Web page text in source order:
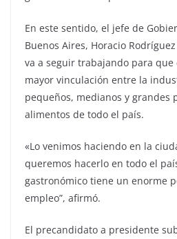
En este sentido, el jefe de
Buenos Aires, Horacio
va a seguir trabajando para que
mayor vinculación entre la
pequeños, medianos y grandes
alimentos de todo el país.
«Lo venimos haciendo en la
queremos hacerlo en todo el
gastronómico tiene un enorme
empleo”, afirmó.
El precandidato a presidente